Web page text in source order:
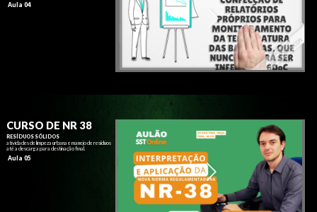
Aula 04
atividades de limpeza urbana e manejo de resíduos
até a descarga para destinação final.
CURSO DE NR 38
Aula 05
RESÍDUOS SÓLIDOS